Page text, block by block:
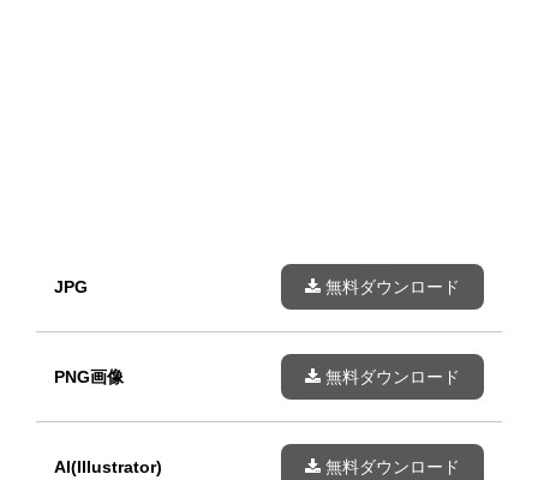
JPG 無料ダウンロード
PNG画像 無料ダウンロード
AI(Illustrator) 無料ダウンロード